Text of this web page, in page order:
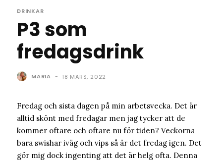
DRINKAR
P3 som
fredagsdrink
MARIA - 18 MARS, 2022
Fredag och sista dagen på min arbetsvecka. Det är
alltid skönt med fredagar men jag tycker att de
kommer oftare och oftare nu för tiden? Veckorna
bara swishar iväg och vips så är det fredag igen. Det
gör mig dock ingenting att det är helg ofta. Denna